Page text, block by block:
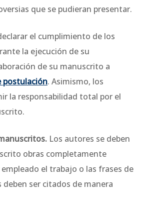
que se pudieran presentar.
el cumplimiento de los
la ejecución de su
de su manuscrito a
postulación. Asimismo, los
la responsabilidad total por el
Los autores se deben
obras completamente
el trabajo o las frases de
ser citados de manera